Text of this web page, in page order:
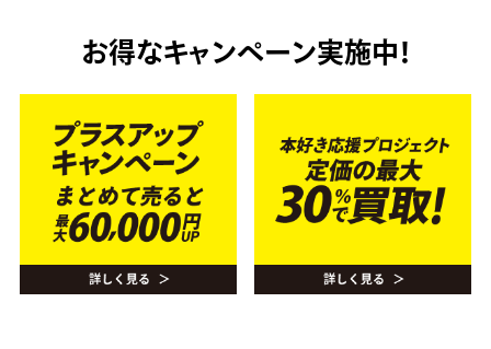
お得なキャンペーン実施中！